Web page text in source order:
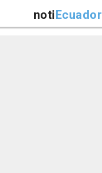
notiEcuador